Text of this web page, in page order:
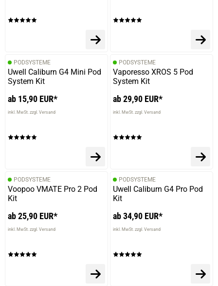
PODSYSTEME
Uwell Caliburn G4 Mini Pod
System Kit
ab 15,90 EUR*
inkl. MwSt. zzgl. Versand
PODSYSTEME
Vaporesso XROS 5 Pod
System Kit
ab 29,90 EUR*
inkl. MwSt. zzgl. Versand
PODSYSTEME
Voopoo VMATE Pro 2 Pod
Kit
ab 25,90 EUR*
inkl. MwSt. zzgl. Versand
PODSYSTEME
Uwell Caliburn G4 Pro Pod
Kit
ab 34,90 EUR*
inkl. MwSt. zzgl. Versand